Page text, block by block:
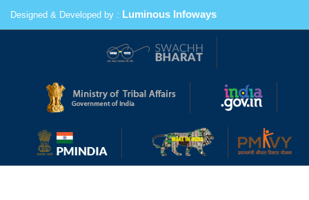
Designed & Developed by : Luminous Infoways